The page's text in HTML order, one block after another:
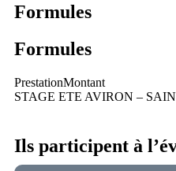
Formules
Formules
PrestationMontant
STAGE ETE AVIRON –
Ils participent à